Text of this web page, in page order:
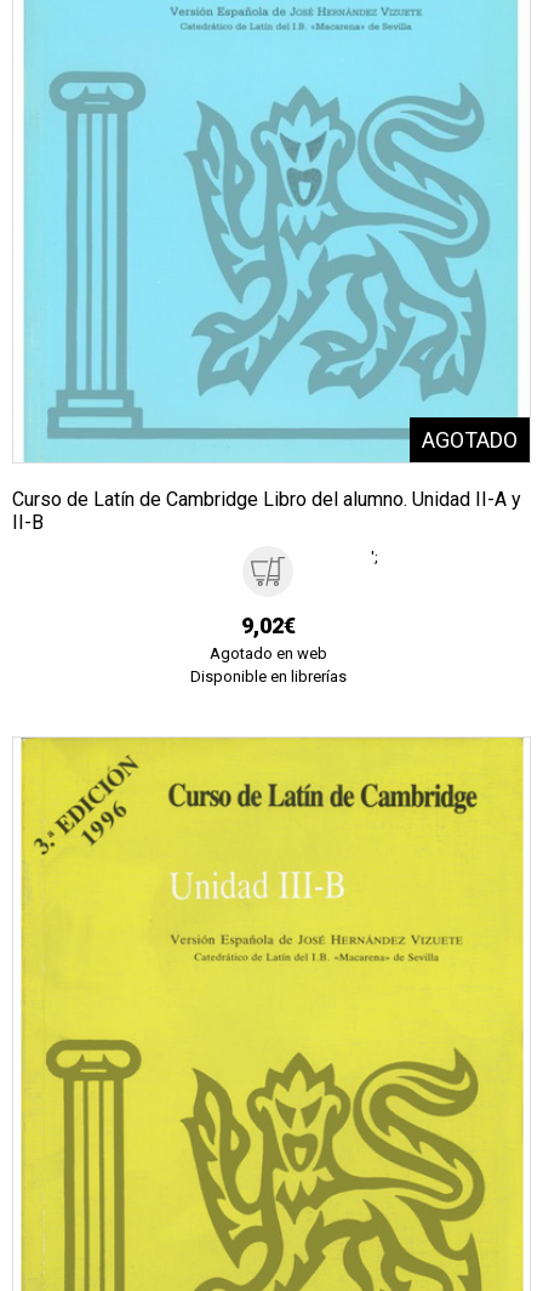
Curso de Latín de Cambridge Libro del alumno. Unidad II-A y
II-B
9,02€
Agotado en web
Disponible en librerías
';